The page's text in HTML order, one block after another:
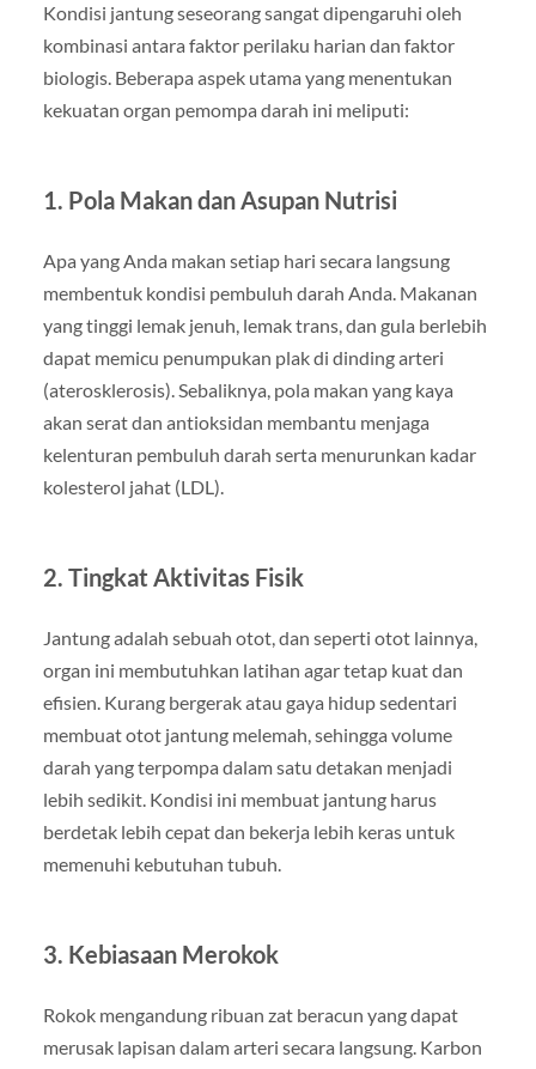
Kondisi jantung seseorang sangat dipengaruhi oleh
kombinasi antara faktor perilaku harian dan faktor
biologis. Beberapa aspek utama yang menentukan
kekuatan organ pemompa darah ini meliputi:
1. Pola Makan dan Asupan Nutrisi
Apa yang Anda makan setiap hari secara langsung
membentuk kondisi pembuluh darah Anda. Makanan
yang tinggi lemak jenuh, lemak trans, dan gula berlebih
dapat memicu penumpukan plak di dinding arteri
(aterosklerosis). Sebaliknya, pola makan yang kaya
akan serat dan antioksidan membantu menjaga
kelenturan pembuluh darah serta menurunkan kadar
kolesterol jahat (LDL).
2. Tingkat Aktivitas Fisik
Jantung adalah sebuah otot, dan seperti otot lainnya,
organ ini membutuhkan latihan agar tetap kuat dan
efisien. Kurang bergerak atau gaya hidup sedentari
membuat otot jantung melemah, sehingga volume
darah yang terpompa dalam satu detakan menjadi
lebih sedikit. Kondisi ini membuat jantung harus
berdetak lebih cepat dan bekerja lebih keras untuk
memenuhi kebutuhan tubuh.
3. Kebiasaan Merokok
Rokok mengandung ribuan zat beracun yang dapat
merusak lapisan dalam arteri secara langsung. Karbon